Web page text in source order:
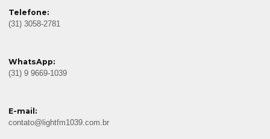
Telefone:
(31) 3058-2781
WhatsApp:
(31) 9 9669-1039
E-mail:
contato@lightfm1039.com.br